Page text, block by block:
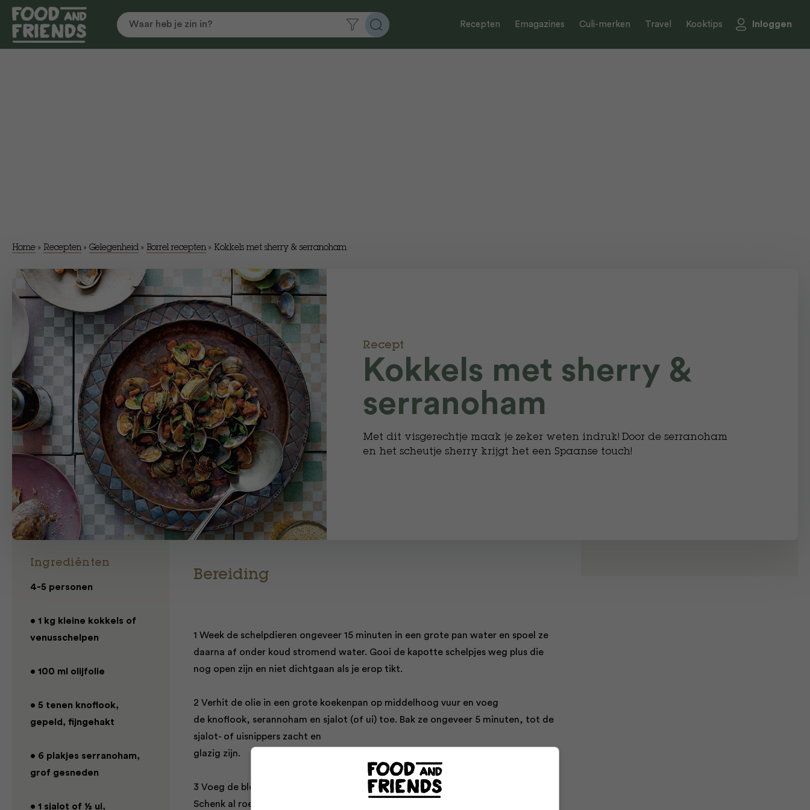
Recepten Emagazines Culi-merken Travel Kooktips Inloggen
Home » Recepten » Gelegenheid » Borrel recepten » Kokkels met sherry & serranoham
Recept
Kokkels met sherry &
serranoham
Met dit visgerechtje maak je zeker weten indruk! Door de serranoham
en het scheutje sherry krijgt het een Spaanse touch!
Ingrediënten
4-5 personen
• 1 kg kleine kokkels of
venusschelpen
• 100 ml olijfolie
• 5 tenen knoflook,
gepeld, fijngehakt
• 6 plakjes serranoham,
grof gesneden
• 1 sjalot of ½ ui,
Bereiding
1 Week de schelpdieren ongeveer 15 minuten in een grote pan water en spoel ze
daarna af onder koud stromend water. Gooi de kapotte schelpjes weg plus die
nog open zijn en niet dichtgaan als je erop tikt.
2 Verhit de olie in een grote koekenpan op middelhoog vuur en voeg
de knoflook, serannoham en sjalot (of ui) toe. Bak ze ongeveer 5 minuten, tot de
sjalot- of uisnippers zacht en
glazig zijn.
3 Voeg de bloem en het paprikapoeder toe en verhit alles ongeveer 20 seconden.
Schenk al roerend de sherry erbij en houd voorzichtig een vlam bij de pan om het